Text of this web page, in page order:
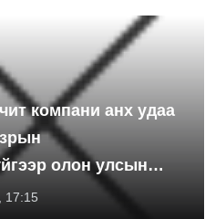
компани анх удаа
олон улсын
санхүүжилт
17:15